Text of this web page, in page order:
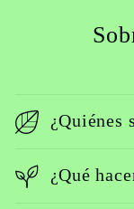
¿Quiénes
¿Qué